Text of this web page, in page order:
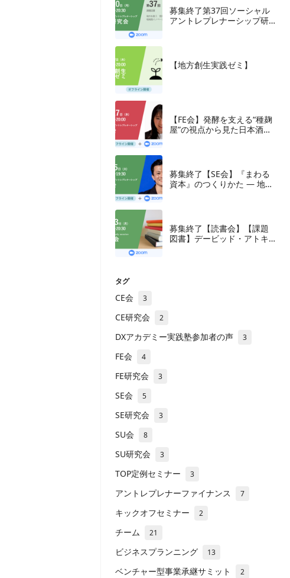
版、2018年
募集終了第37回ソーシャル
アントレプレナーシップ研
【地方創生実践ゼミ】
【FE会】発酵を支える“種麹
屋”の視点から見た日本酒産
募集終了【SE会】『まわる
資本』のつくりかた — 地方
募集終了【読書会】【課題
図書】デービッド・アトキ
タグ
CE会 3
CE研究会 2
DXアカデミー実践塾参加者の声 3
FE会 4
FE研究会 3
SE会 5
SE研究会 3
SU会 8
SU研究会 3
TOP定例セミナー 3
アントレプレナーファイナンス 7
キックオフセミナー 2
チーム 21
ビジネスプランニング 13
ベンチャー型事業承継サミット 2